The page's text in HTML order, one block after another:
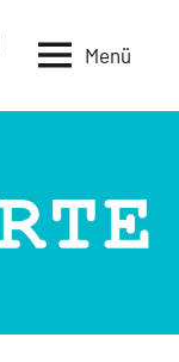
Menü